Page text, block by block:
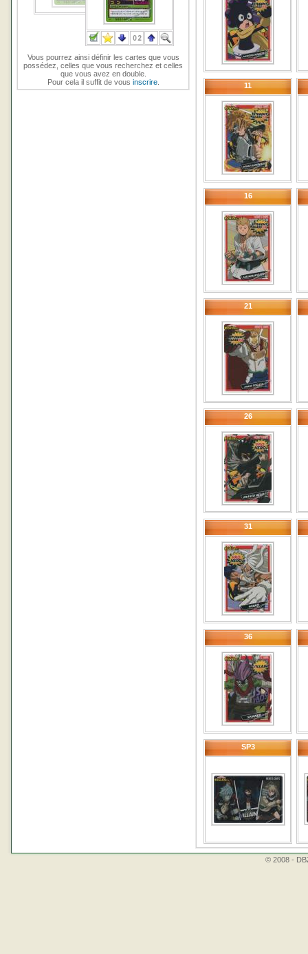
Vous pourrez ainsi définir les cartes que vous
possédez, celles que vous recherchez et celles
que vous avez en double.
Pour cela il suffit de vous inscrire. 11
16
21
26
31
36
SP3
© 2008 -